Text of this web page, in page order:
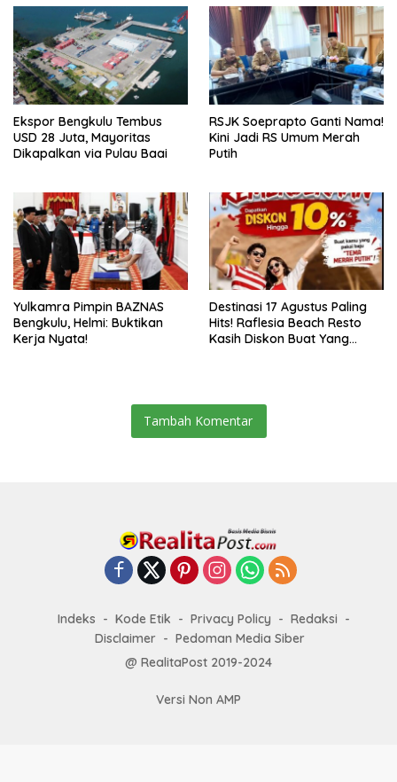
Ekspor Bengkulu Tembus
USD 28 Juta, Mayoritas
Dikapalkan via Pulau Baai
RSJK Soeprapto Ganti Nama!
Kini Jadi RS Umum Merah
Putih
Yulkamra Pimpin BAZNAS
Bengkulu, Helmi: Buktikan
Kerja Nyata!
Destinasi 17 Agustus Paling
Hits! Raflesia Beach Resto
Kasih Diskon Buat Yang
Tambah Komentar
Indeks Kode Etik Privacy Policy
Redaksi
Disclaimer
Pedoman Media Siber
@ RealitaPost 2019-2024
Versi Non AMP